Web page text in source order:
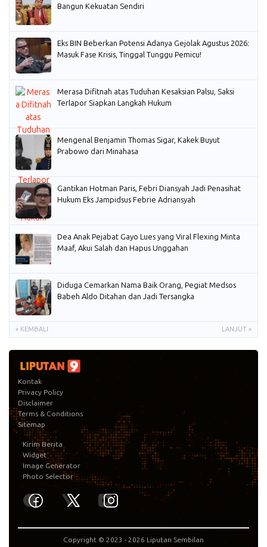
Bangun Kekuatan Sendiri
Eks BIN Beberkan Potensi Adanya Gejolak Agustus 2026:
Masuk Fase Krisis, Tinggal Tunggu Pemicu!
Merasa Difitnah atas Tuduhan Kesaksian Palsu, Saksi
Terlapor Siapkan Langkah Hukum
Mengenal Benjamin Thomas Sigar, Kakek Buyut
Prabowo dari Minahasa
Gantikan Hotman Paris, Febri Diansyah Jadi Penasihat
Hukum Eks Jampidsus Febrie Adriansyah
Dea Anak Pejabat Gayo Lues yang Viral Flexing Minta
Maaf, Akui Salah dan Hapus Unggahan
Diduga Cemarkan Nama Baik Orang, Pegiat Medsos
Babeh Aldo Ditahan dan Jadi Tersangka
« KEMBALI LANJUT »
Kontak
Privacy Policy
Disclaimer
Terms & Conditions
Sitemap
Kirim Berita
Widget
Image Generator
Photo Selector
Copyright © 2023 - 2026 Liputan Sembilan